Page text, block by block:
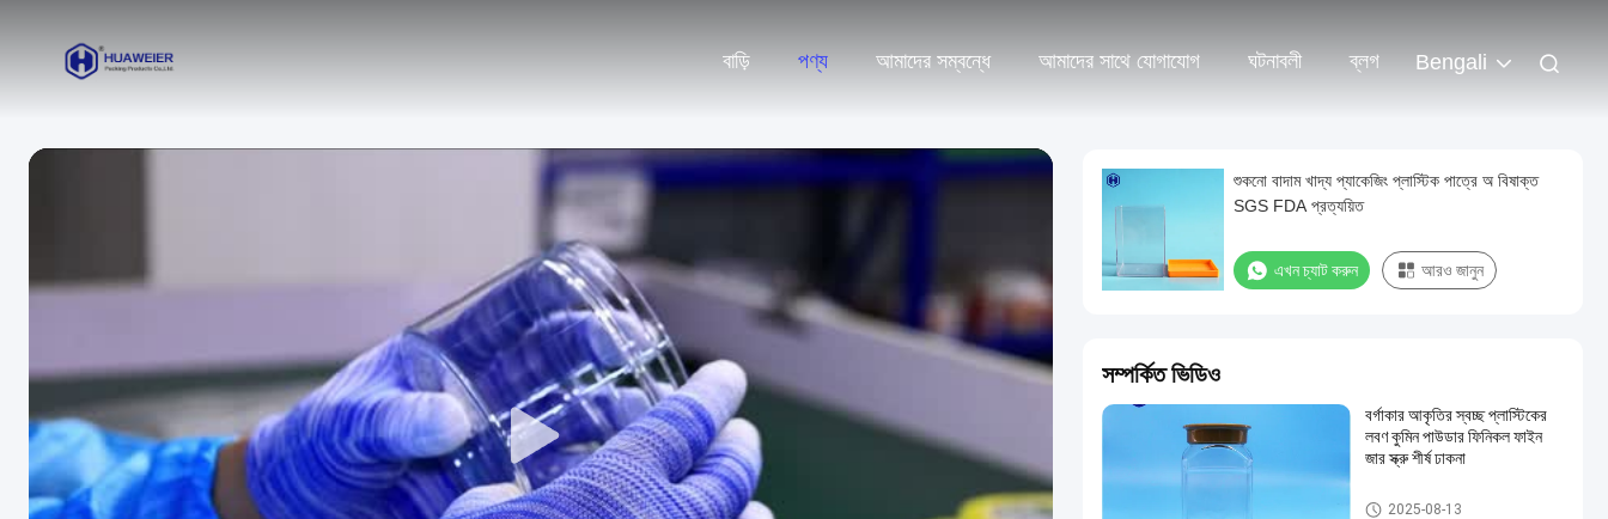
বাড়ি পণ্য আমাদের সম্বন্ধে আমাদের সাথে যোগাযোগ ঘটনাবলী ব্লগ Bengali
শুকনো বাদাম খাদ্য প্যাকেজিং প্লাস্টিক পাত্রে অ বিষাক্ত
SGS FDA প্রত্যয়িত
এখন চ্যাট করুন আরও জানুন
সম্পর্কিত ভিডিও
বর্গাকার আকৃতির স্বচ্ছ প্লাস্টিকের
লবণ কুমিন পাউডার ফিনিকল ফাইন
জার স্ক্রু শীর্ষ ঢাকনা
প্লাস্টিকের প্যাকেজিং জার
2025-08-13